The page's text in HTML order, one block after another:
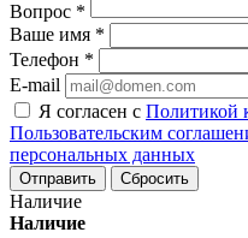
Вопрос *
Ваше имя *
Телефон *
E-mail
Я согласен с Политикой
Пользовательским
персональных данных
Сбросить
Наличие
Наличие